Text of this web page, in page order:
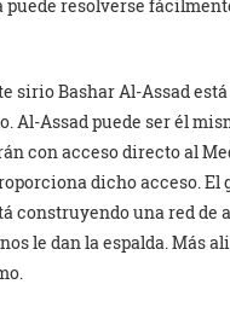
puede resolverse
sirio Bashar Al-Assad
Al-Assad puede ser él
con acceso directo al
dicho acceso.
construyendo una red de
le dan la espalda. Más